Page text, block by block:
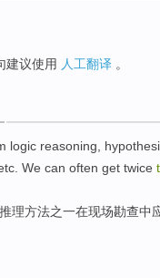
建议使用 人工翻译 。
logic reasoning
We can often get twice
推理方法之一在现场勘查中